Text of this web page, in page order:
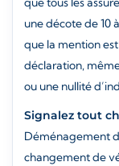
une décote de 10
que la mention
déclaration,
ou une nullité
Signalez tout
Déménagement
changement de